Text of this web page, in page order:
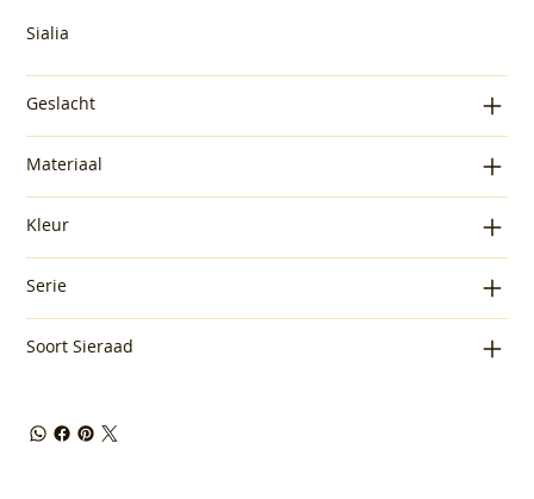
Sialia
Geslacht
Materiaal
Kleur
Serie
Soort Sieraad